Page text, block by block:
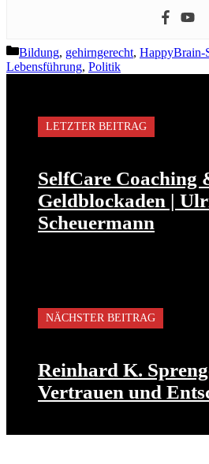
Kategorien
Bildung, gehirngerecht, HappyBrain-
Lebensführung, Politik
LETZTER BEITRAG
SelfCare Coaching
Geldblockaden |
Scheuermann
NÄCHSTER BEITRAG
Reinhard K.
Vertrauen und